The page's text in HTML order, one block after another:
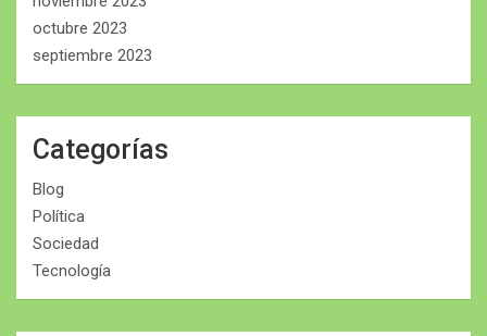
octubre 2023
septiembre 2023
Categorías
Blog
Política
Sociedad
Tecnología